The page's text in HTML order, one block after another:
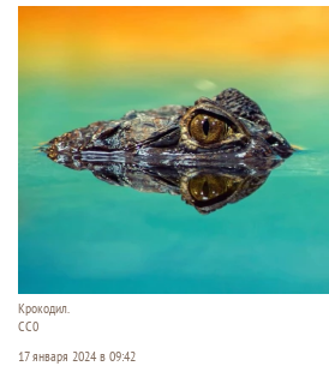
Крокодил.
СС0
17 января 2024 в 09:42